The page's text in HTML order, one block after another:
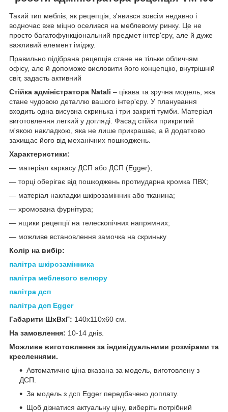
Такий тип меблів, як рецепція, з'явився зовсім недавно і
водночас вже міцно оселився на меблевому ринку. Це не
просто багатофункціональний предмет інтер'єру, але й дуже
важливий елемент іміджу.
Правильно підібрана рецепція стане не тільки обличчям
офісу, але й допоможе висловити його концепцію, внутрішній
світ, задасть активний
Стійка адміністратора Natali – цікава та зручна модель, яка
стане чудовою деталлю вашого інтер'єру. У планування
входить одна висувна скринька і три закриті тумби. Матеріал
виготовлення легкий у догляді. Фасад стійки прикритий
м'якою накладкою, яка не лише прикрашає, а й додатково
захищає його від механічних пошкоджень.
Характеристики:
― матеріал каркасу ДСП або ДСП (Egger);
― торці оберігає від пошкоджень протиударна кромка ПВХ;
― матеріал накладки шкірозамінник або тканина;
― хромована фурнітура;
― ящики рецепції на телескопічних напрямних;
― можливе встановлення замочка на скриньку
Колір на вибір:
палітра шкірозамінника
палітра меблевого велюру
палітра дсп
палітра дсп Egger
Габарити ШхВхГ: 140х110х60 см.
На замовлення: 10-14 днів.
Можливе виготовлення за індивідуальними розмірами та
кресленнями.
Автоматично ціна вказана за модель, виготовлену з
ДСП.
За модель з дсп Egger передбачено доплату.
Щоб дізнатися актуальну ціну, виберіть потрібний